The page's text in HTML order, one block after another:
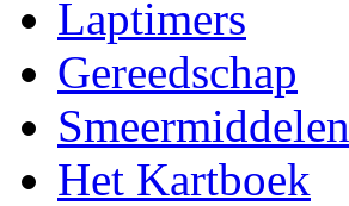
Laptimers
Gereedschap
Smeermiddelen
Het Kartboek